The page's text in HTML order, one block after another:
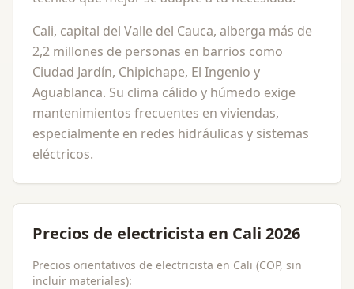
Cali, capital del Valle del Cauca, alberga más de
2,2 millones de personas en barrios como
Ciudad Jardín, Chipichape, El Ingenio y
Aguablanca. Su clima cálido y húmedo exige
mantenimientos frecuentes en viviendas,
especialmente en redes hidráulicas y sistemas
eléctricos.
Precios de electricista en Cali 2026
Precios orientativos de electricista en Cali (COP, sin
incluir materiales):